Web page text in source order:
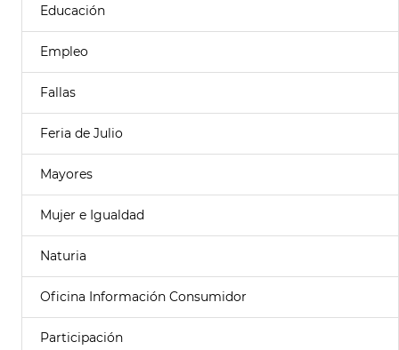
Educación
Empleo
Fallas
Feria de Julio
Mayores
Mujer e Igualdad
Naturia
Oficina Información Consumidor
Participación